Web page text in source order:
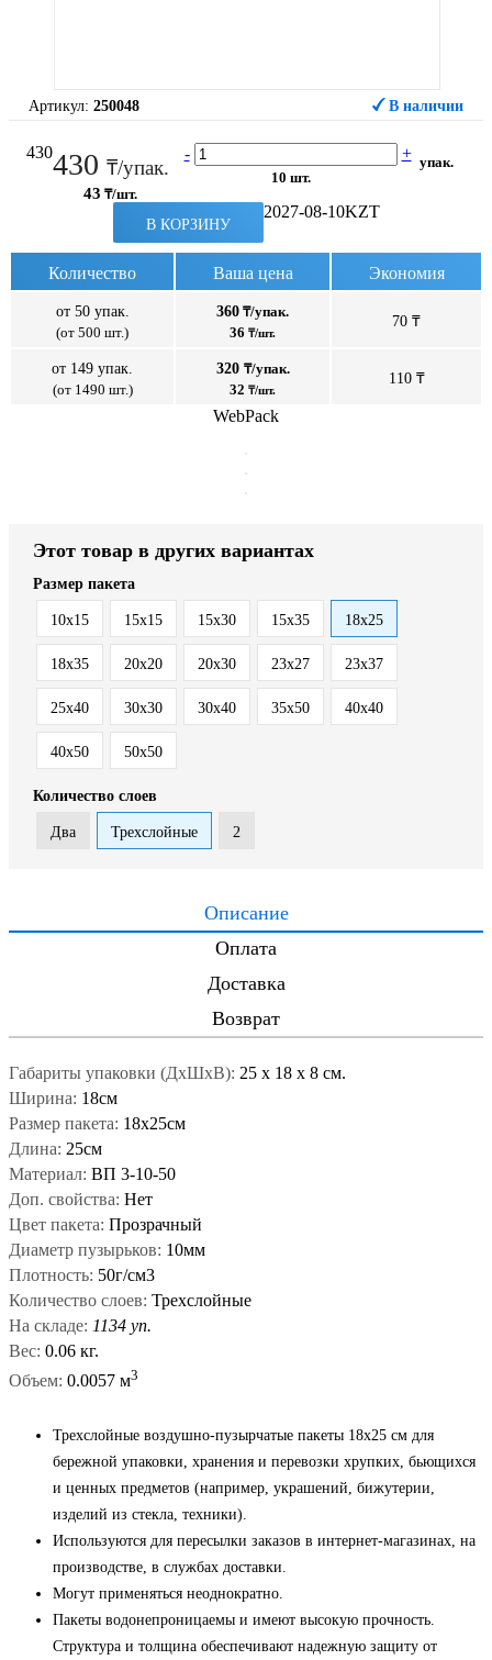
Артикул: 250048 В наличии
430430 ₸/упак.
43 ₸/шт.
- +
10 шт.
упак.
В КОРЗИНУ
2027-08-10KZT
Количество Ваша цена Экономия
от 50 упак.
(от 500 шт.)
360 ₸/упак.
36 ₸/шт.
70 ₸
от 149 упак.
(от 1490 шт.)
320 ₸/упак.
32 ₸/шт.
110 ₸
WebPack
Этот товар в других вариантах
Размер пакета
10x15 15x15 15x30 15x35 18x25
18x35 20x20 20x30 23x27 23x37
25x40 30x30 30x40 35x50 40x40
40x50 50x50
Количество слоев
Два Трехслойные 2
Описание
Оплата
Доставка
Возврат
Габариты упаковки (ДxШxВ): 25 x 18 x 8 см.
Ширина: 18см
Размер пакета: 18x25см
Длина: 25см
Материал: ВП 3-10-50
Доп. свойства: Нет
Цвет пакета: Прозрачный
Диаметр пузырьков: 10мм
Плотность: 50г/см3
Количество слоев: Трехслойные
На складе: 1134 уп.
Вес: 0.06 кг.
Объем: 0.0057 м3
Трехслойные воздушно-пузырчатые пакеты 18x25 см для
бережной упаковки, хранения и перевозки хрупких, бьющихся
и ценных предметов (например, украшений, бижутерии,
изделий из стекла, техники).
Используются для пересылки заказов в интернет-магазинах, на
производстве, в службах доставки.
Могут применяться неоднократно.
Пакеты водонепроницаемы и имеют высокую прочность.
Структура и толщина обеспечивают надежную защиту от